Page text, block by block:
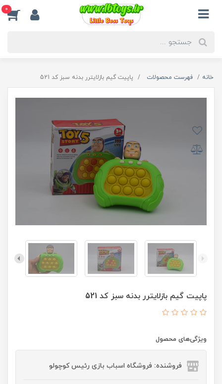
0
خانه فهرست محصولات پاپیت گیم بازلایترر بدنه سبز کد 521
پاپیت گیم بازلایترر بدنه سبز کد 521
ویژگی‌های محصول
فروشنده: فروشگاه اسباب بازی رئیس کوچولو